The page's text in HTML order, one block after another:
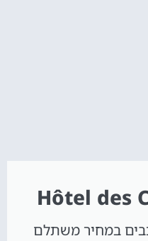
פריז במלון 3 כוכבים במחיר משתלם